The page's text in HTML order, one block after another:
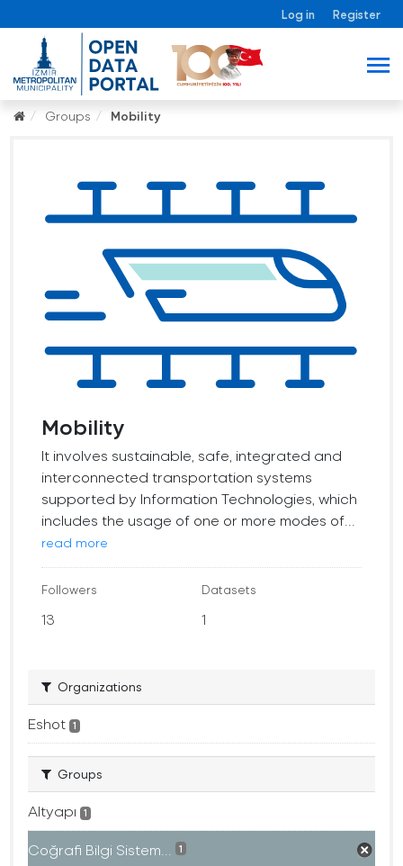
Log in Register
Groups Mobility
Mobility
It involves sustainable, safe, integrated and
interconnected transportation systems
supported by Information Technologies, which
includes the usage of one or more modes of...
read more
Followers
13
Datasets
1
Organizations
Eshot 1
Groups
Altyapı 1
Coğrafi Bilgi Sistem... 1